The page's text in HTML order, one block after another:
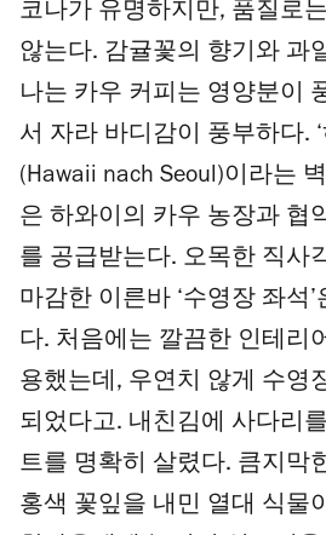
코나가 유명하지만, 품질로
않는다. 감귤꽃의 향기와 과
나는 카우 커피는 영양분이
서 자라 바디감이 풍부하다.
(Hawaii nach Seoul)이라는
은 하와이의 카우 농장과 협
를 공급받는다. 오목한 직사
마감한 이른바 ‘수영장 좌석
다. 처음에는 깔끔한 인테리
용했는데, 우연치 않게 수영
되었다고. 내친김에 사다리
트를 명확히 살렸다. 큼지막
홍색 꽃잎을 내민 열대 식물